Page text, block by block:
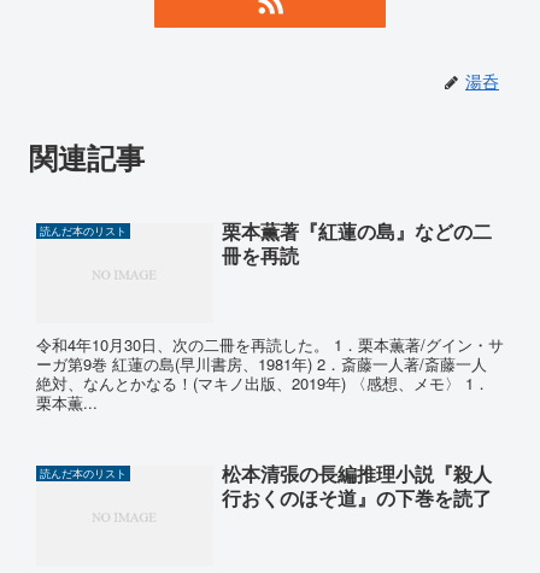
湯呑
関連記事
読んだ本のリスト
栗本薫著『紅蓮の島』などの二
冊を再読
令和4年10月30日、次の二冊を再読した。 1．栗本薫著/グイン・サ
ーガ第9巻 紅蓮の島(早川書房、1981年) 2．斎藤一人著/斎藤一人
絶対、なんとかなる！(マキノ出版、2019年) 〈感想、メモ〉 1．
栗本薫...
読んだ本のリスト
松本清張の長編推理小説『殺人
行おくのほそ道』の下巻を読了